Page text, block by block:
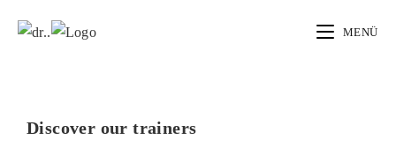
MENÜ
Discover our trainers